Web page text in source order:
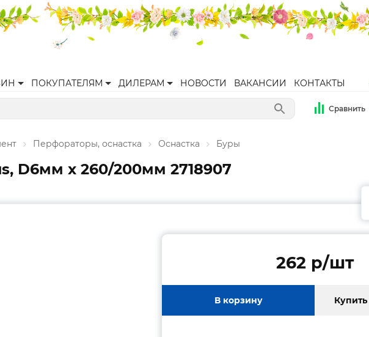
ПОКУПАТЕЛЯМ ДИЛЕРАМ НОВОСТИ ВАКАНСИИ КОНТАКТЫ
Сравнить
Перфораторы, оснастка Оснастка Буры
D6мм x 260/200мм 2718907
262 p/шт
В корзину